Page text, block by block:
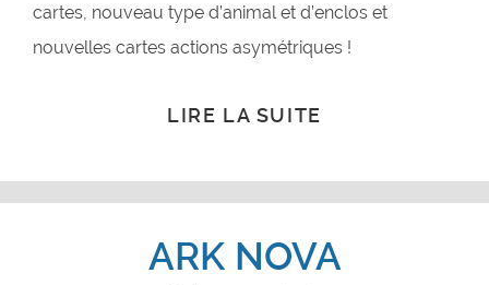
cartes, nouveau type d’animal et d’enclos et
nouvelles cartes actions asymétriques !
LIRE LA SUITE
ARK NOVA